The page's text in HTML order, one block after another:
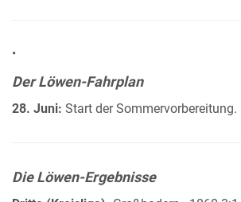
•
Der Löwen-Fahrplan
28. Juni: Start der Sommervorbereitung.
Die Löwen-Ergebnisse